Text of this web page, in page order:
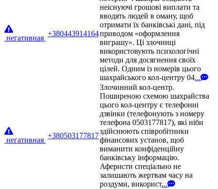
негативная
+380443914164
неіснуючі грошові виплати та
вводять людей в оману, щоб
отримати їх банківські дані, під
приводом «оформлення
виграшу». Ці злочинці
використовують психологічні
методи для досягнення своїх
цілей. Одним із номерів цього
шахрайського кол-центру 04...
негативная
+380503177817
Злочинний кол-центр.
Поширеною схемою шахрайства
цього кол-центру є телефонні
дзвінки (телефонують з номеру
телефона 0503177817), які ніби
здійснюють співробітники
фінансових установ, щоб
виманити конфіденційну
банківську інформацію.
Аферисти спеціально не
залишають жертвам часу на
роздуми, використ...